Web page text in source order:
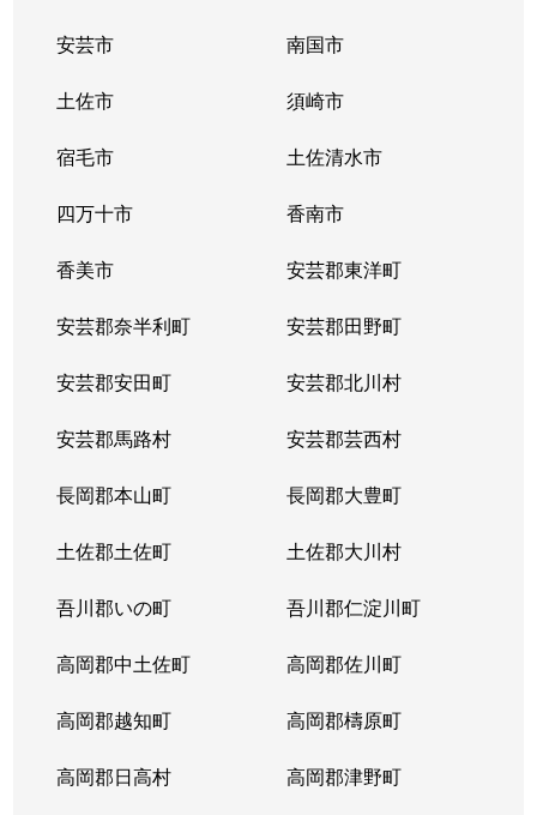
安芸市 南国市
土佐市 須崎市
宿毛市 土佐清水市
四万十市 香南市
香美市 安芸郡東洋町
安芸郡奈半利町 安芸郡田野町
安芸郡安田町 安芸郡北川村
安芸郡馬路村 安芸郡芸西村
長岡郡本山町 長岡郡大豊町
土佐郡土佐町 土佐郡大川村
吾川郡いの町 吾川郡仁淀川町
高岡郡中土佐町 高岡郡佐川町
高岡郡越知町 高岡郡檮原町
高岡郡日高村 高岡郡津野町